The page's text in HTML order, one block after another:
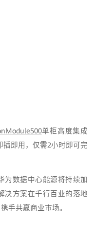
单柜高度集成
插即用，仅需2小时即可完
为数据中心能源将持续加
决方案在千行百业的落地
手共赢商业市场。